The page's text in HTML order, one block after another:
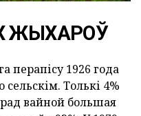
ЖЫХАРОЎ
перапісу 1926 года
Толькі 4%
вайной большая